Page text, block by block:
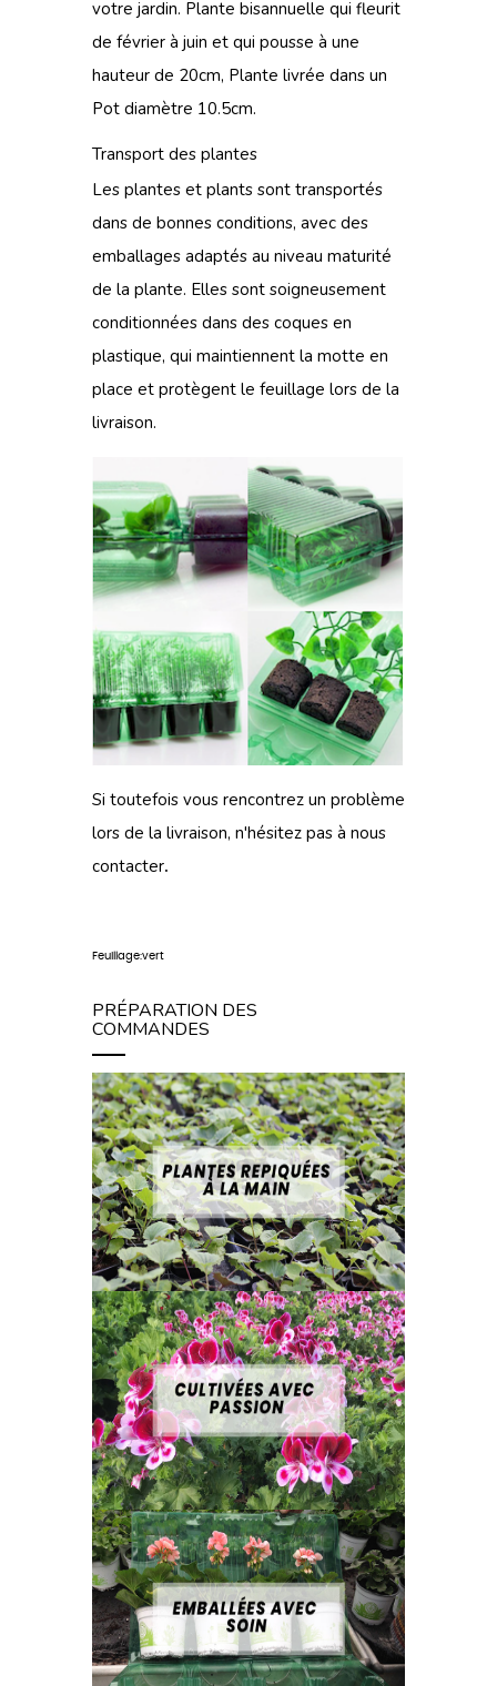
votre jardin. Plante bisannuelle qui fleurit
de février à juin et qui pousse à une
hauteur de 20cm, Plante livrée dans un
Pot diamètre 10.5cm.
Transport des plantes
Les plantes et plants sont transportés
dans de bonnes conditions, avec des
emballages adaptés au niveau maturité
de la plante. Elles sont soigneusement
conditionnées dans des coques en
plastique, qui maintiennent la motte en
place et protègent le feuillage lors de la
livraison.
Si toutefois vous rencontrez un problème
lors de la livraison, n'hésitez pas à nous
contacter.
Feuillage:vert
PRÉPARATION DES
COMMANDES